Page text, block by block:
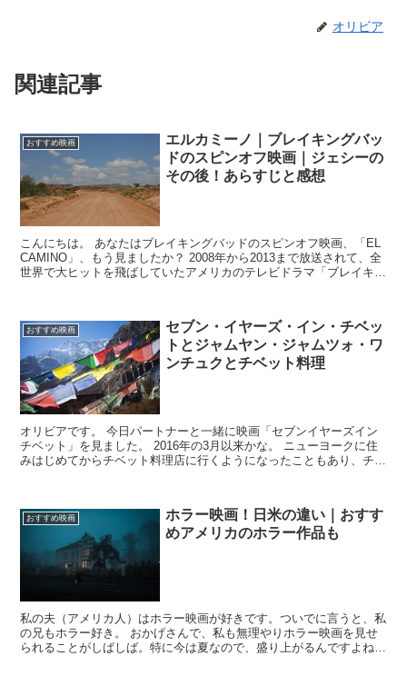
オリビア
関連記事
おすすめ映画
エルカミーノ｜ブレイキングバッ
ドのスピンオフ映画｜ジェシーの
その後！あらすじと感想
こんにちは。 あなたはブレイキングバッドのスピンオフ映画、「EL
CAMINO」、もう見ましたか？ 2008年から2013まで放送されて、全
世界で大ヒットを飛ばしていたアメリカのテレビドラマ「ブレイキン
おすすめ映画
セブン・イヤーズ・イン・チベッ
トとジャムヤン・ジャムツォ・ワ
ンチュクとチベット料理
オリビアです。 今日パートナーと一緒に映画「セブンイヤーズイン
チベット」を見ました。 2016年の3月以来かな。 ニューヨークに住
みはじめてからチベット料理店に行くようになったこともあり、チベ
おすすめ映画
ホラー映画！日米の違い｜おすす
めアメリカのホラー作品も
私の夫（アメリカ人）はホラー映画が好きです。ついでに言うと、私
の兄もホラー好き。 おかげさんで、私も無理やりホラー映画を見せ
られることがしばしば。特に今は夏なので、盛り上がるんですよね